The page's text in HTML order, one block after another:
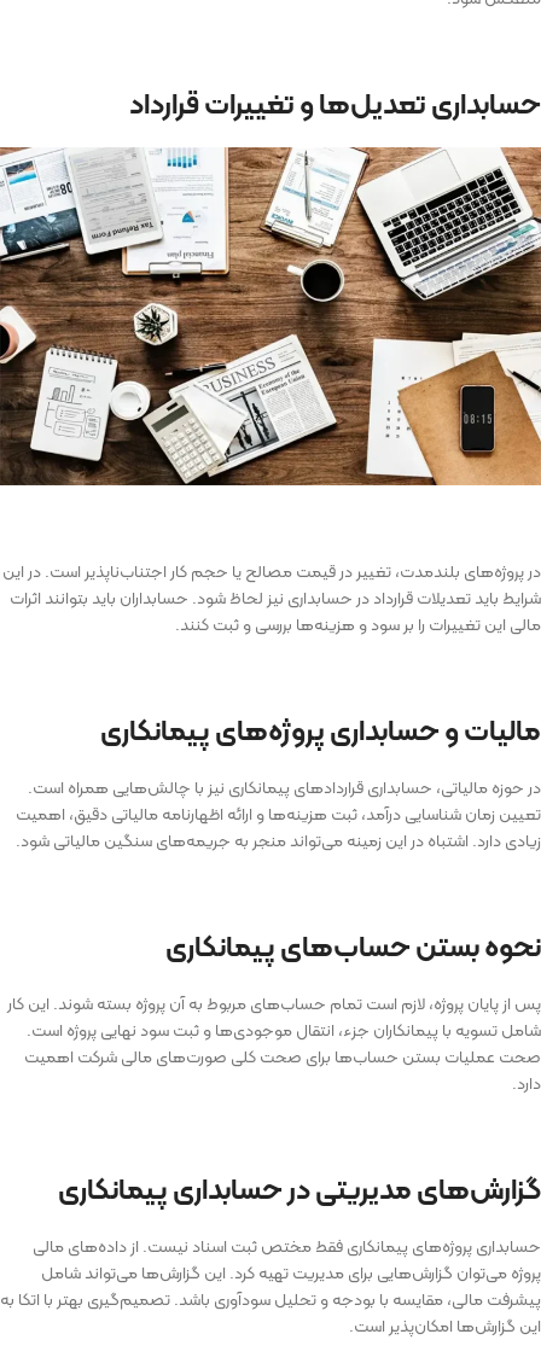
حسابداری تعدیل‌ها و تغییرات قرارداد
در پروژه‌های بلندمدت، تغییر در قیمت مصالح یا حجم کار اجتناب‌ناپذیر است. در این
شرایط باید تعدیلات قرارداد در حسابداری نیز لحاظ شود. حسابداران باید بتوانند اثرات
مالی این تغییرات را بر سود و هزینه‌ها بررسی و ثبت کنند.
مالیات و حسابداری پروژه‌های پیمانکاری
در حوزه مالیاتی، حسابداری قرارداد‌های پیمانکاری نیز با چالش‌هایی همراه است.
تعیین زمان شناسایی درآمد، ثبت هزینه‌ها و ارائه اظهارنامه مالیاتی دقیق، اهمیت
زیادی دارد. اشتباه در این زمینه می‌تواند منجر به جریمه‌های سنگین مالیاتی شود.
نحوه بستن حساب‌های پیمانکاری
پس از پایان پروژه، لازم است تمام حساب‌های مربوط به آن پروژه بسته شوند. این کار
شامل تسویه با پیمانکاران جزء، انتقال موجودی‌ها و ثبت سود نهایی پروژه است.
صحت عملیات بستن حساب‌ها برای صحت کلی صورت‌های مالی شرکت اهمیت
دارد.
گزارش‌های مدیریتی در حسابداری پیمانکاری
حسابداری پروژه‌های پیمانکاری فقط مختص ثبت اسناد نیست. از داده‌های مالی
پروژه می‌توان گزارش‌هایی برای مدیریت تهیه کرد. این گزارش‌ها می‌تواند شامل
پیشرفت مالی، مقایسه با بودجه و تحلیل سودآوری باشد. تصمیم‌گیری بهتر با اتکا به
این گزارش‌ها امکان‌پذیر است.